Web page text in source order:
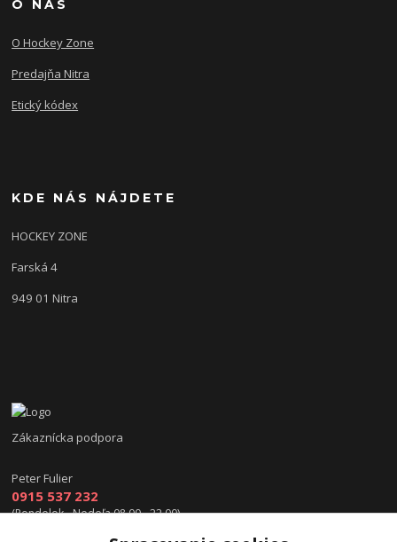
O NÁS
O Hockey Zone
Predajňa Nitra
Etický kódex
KDE NÁS NÁJDETE
HOCKEY ZONE
Farská 4
949 01 Nitra
Zákaznícka podpora
Peter Fulier
0915 537 232
(Pondelok - Nedeľa 08.00 - 22.00)